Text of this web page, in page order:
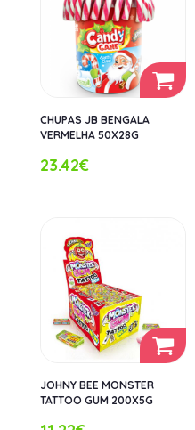
CHUPAS JB BENGALA
VERMELHA 50X28G
23.42€
JOHNY BEE MONSTER
TATTOO GUM 200X5G